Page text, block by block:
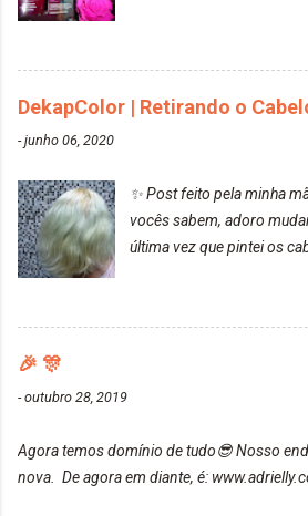
turquesa (meio
cabelo ficou roxo com
cinza... FICOU
depois: Bom, sobre a tinta,
tinta ficava manchado.
rosa, minha mão, meu
uma fixação muito boa
DekapColor | Retirando o
-junho 06, 2020
✨ Post feito pela minha
vocês sabem, adoro
última vez que pintei os
ressaltar que meu cabelo
ficou um rosa antigo,
de inúmeras lavagens,
desbotamento da cor, ele
🎉 🎊
-outubro 28, 2019
Agora temos domínio de tudo😎 Nosso
nova. De agora em diante, é: